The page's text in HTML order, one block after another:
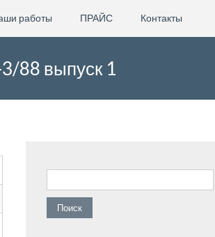
работы ПРАЙС Контакты
88 выпуск 1
Найти: